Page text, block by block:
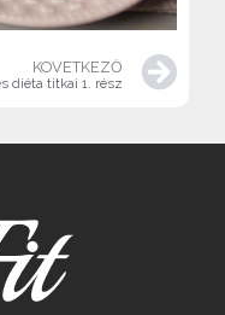
KÖVETKEZŐ
diéta titkai 1. rész